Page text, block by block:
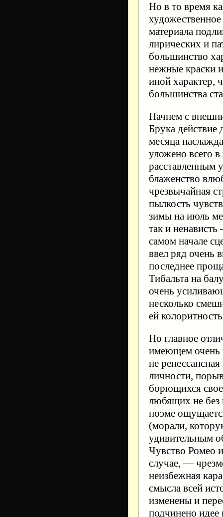
Но в то время
материала
лирических и
большинство
нежные краски и
иной характер,
большинства
Начнем с
Брука действие
месяца
уложено всего
расставленным
блаженство
чрезвычайная
пылкость
зимы на июль
так и
самом начале
ввел ряд очень
последнее
Тибальта на
очень
несколько
ей
Но главное
имеющем очень
не
личности,
борющихся
любящих не без
поэме
(морали,
удивительным
Чувство Ромео
случае, —
неизбежная
смысла всей
изменены и
подчинено идее